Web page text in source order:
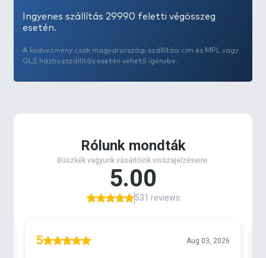
Ingyenes szállítás 29990 feletti végösszeg
esetén.
A kedvezmény csak magyarországi szállítási cím és MPL vagy
GLS házhozszállítás esetén vehető igénybe.